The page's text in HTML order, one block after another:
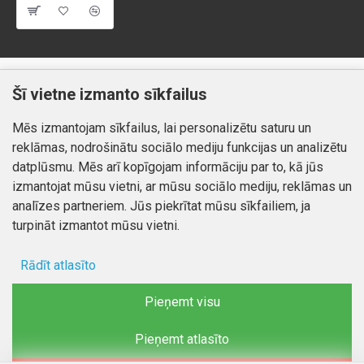
Klientiem
Kontakti
Preču atgriešana
Mans profils
Mans profils
Pasūtījumi
Piegāde un apmaksa
Atteikuma tiesības
Privātuma politika
Kontakti
Autortiesības © 2026, www.autobode.lv, Visas tiesības
Šī vietne izmanto sīkfailus
Mēs izmantojam sīkfailus, lai personalizētu saturu un
reklāmas, nodrošinātu sociālo mediju funkcijas un analizētu
datplūsmu. Mēs arī kopīgojam informāciju par to, kā jūs
izmantojat mūsu vietni, ar mūsu sociālo mediju, reklāmas un
analīzes partneriem. Jūs piekrītat mūsu sīkfailiem, ja
turpināt izmantot mūsu vietni.
Rādīt atlasīto
Pieņemt visu
Pieņemt atlasīto